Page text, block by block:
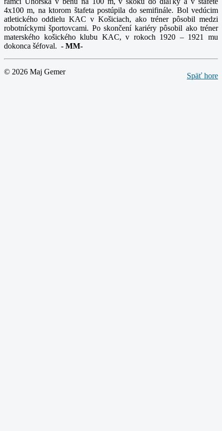
4x100 m, na ktorom štafeta postúpila do semifinále. Bol vedúcim
atletického oddielu KAC v Košiciach, ako tréner pôsobil medzi
robotníckymi športovcami. Po skončení kariéry pôsobil ako tréner
materského košického klubu KAC, v rokoch 1920 – 1921 mu
dokonca šéfoval. - MM-
Späť hore
© 2026 Maj Gemer